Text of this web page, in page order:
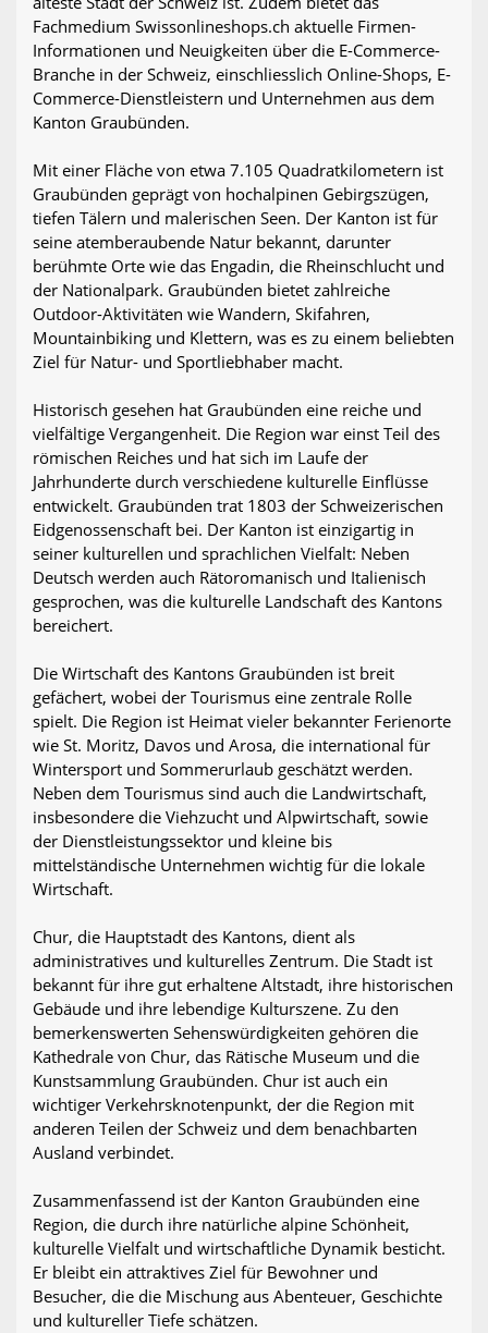
Fachmedium Swissonlineshops.ch aktuelle Firmen-
Informationen und Neuigkeiten über die E-Commerce-
Branche in der Schweiz, einschliesslich Online-Shops, E-
Commerce-Dienstleistern und Unternehmen aus dem
Kanton Graubünden.
Mit einer Fläche von etwa 7.105 Quadratkilometern ist
Graubünden geprägt von hochalpinen Gebirgszügen,
tiefen Tälern und malerischen Seen. Der Kanton ist für
seine atemberaubende Natur bekannt, darunter
berühmte Orte wie das Engadin, die Rheinschlucht und
der Nationalpark. Graubünden bietet zahlreiche
Outdoor-Aktivitäten wie Wandern, Skifahren,
Mountainbiking und Klettern, was es zu einem beliebten
Ziel für Natur- und Sportliebhaber macht.
Historisch gesehen hat Graubünden eine reiche und
vielfältige Vergangenheit. Die Region war einst Teil des
römischen Reiches und hat sich im Laufe der
Jahrhunderte durch verschiedene kulturelle Einflüsse
entwickelt. Graubünden trat 1803 der Schweizerischen
Eidgenossenschaft bei. Der Kanton ist einzigartig in
seiner kulturellen und sprachlichen Vielfalt: Neben
Deutsch werden auch Rätoromanisch und Italienisch
gesprochen, was die kulturelle Landschaft des Kantons
bereichert.
Die Wirtschaft des Kantons Graubünden ist breit
gefächert, wobei der Tourismus eine zentrale Rolle
spielt. Die Region ist Heimat vieler bekannter Ferienorte
wie St. Moritz, Davos und Arosa, die international für
Wintersport und Sommerurlaub geschätzt werden.
Neben dem Tourismus sind auch die Landwirtschaft,
insbesondere die Viehzucht und Alpwirtschaft, sowie
der Dienstleistungssektor und kleine bis
mittelständische Unternehmen wichtig für die lokale
Wirtschaft.
Chur, die Hauptstadt des Kantons, dient als
administratives und kulturelles Zentrum. Die Stadt ist
bekannt für ihre gut erhaltene Altstadt, ihre historischen
Gebäude und ihre lebendige Kulturszene. Zu den
bemerkenswerten Sehenswürdigkeiten gehören die
Kathedrale von Chur, das Rätische Museum und die
Kunstsammlung Graubünden. Chur ist auch ein
wichtiger Verkehrsknotenpunkt, der die Region mit
anderen Teilen der Schweiz und dem benachbarten
Ausland verbindet.
Zusammenfassend ist der Kanton Graubünden eine
Region, die durch ihre natürliche alpine Schönheit,
kulturelle Vielfalt und wirtschaftliche Dynamik besticht.
Er bleibt ein attraktives Ziel für Bewohner und
Besucher, die die Mischung aus Abenteuer, Geschichte
und kultureller Tiefe schätzen.